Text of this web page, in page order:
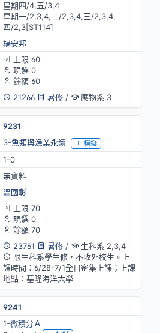
星期四/4,五/3,4
星期一/2,3,4,二/2,3,4,三/2,3,4,
四/2,3[ST114]
楊安邦
上限 60
現選 0
餘額 60
21266
暑修/ 應物系 3
9231
3-魚類與漁業永續
模擬
1-0
無資料
溫國彰
上限 70
現選 0
餘額 70
23761
暑修/
生科系 2,3,4
限生科系學生修，不收外校生。上
課時間：6/28-7/1全日密集上課；上課
地點：基隆海洋大學
9241
1-微積分Ａ